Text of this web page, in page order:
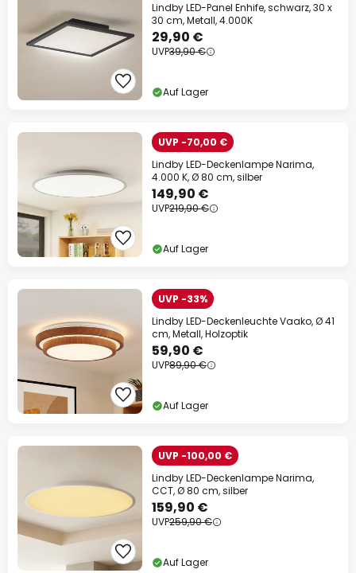
Lindby LED-Panel Enhife, schwarz, 30 x
30 cm, Metall, 4.000K
29,90 €
UVP39,90 €
Auf Lager
UVP -70,00 €
Lindby LED-Deckenlampe Narima,
4.000 K, Ø 80 cm, silber
149,90 €
UVP219,90 €
Auf Lager
UVP -33%
Lindby LED-Deckenleuchte Vaako, Ø 41
cm, Metall, Holzoptik
59,90 €
UVP89,90 €
Auf Lager
UVP -100,00 €
Lindby LED-Deckenlampe Narima,
CCT, Ø 80 cm, silber
159,90 €
UVP259,90 €
Auf Lager